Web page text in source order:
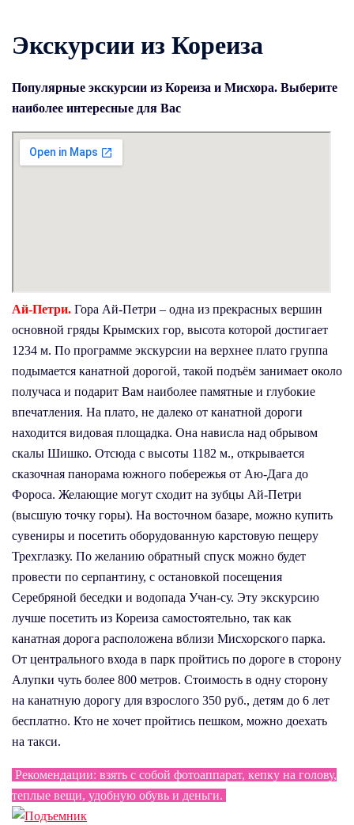
Экскурсии из Кореиза
Популярные экскурсии из Кореиза и Мисхора. Выберите
наиболее интересные для Вас
Ай-Петри. Гора Ай-Петри – одна из прекрасных вершин
основной гряды Крымских гор, высота которой достигает
1234 м. По программе экскурсии на верхнее плато группа
подымается канатной дорогой, такой подъём занимает около
получаса и подарит Вам наиболее памятные и глубокие
впечатления. На плато, не далеко от канатной дороги
находится видовая площадка. Она нависла над обрывом
скалы Шишко. Отсюда с высоты 1182 м., открывается
сказочная панорама южного побережья от Аю-Дага до
Фороса. Желающие могут сходит на зубцы Ай-Петри
(высшую точку горы). На восточном базаре, можно купить
сувениры и посетить оборудованную карстовую пещеру
Трехглазку. По желанию обратный спуск можно будет
провести по серпантину, с остановкой посещения
Серебряной беседки и водопада Учан-су. Эту экскурсию
лучше посетить из Кореиза самостоятельно, так как
канатная дорога расположена вблизи Мисхорского парка.
От центрального входа в парк пройтись по дороге в сторону
Алупки чуть более 800 метров. Стоимость в одну сторону
на канатную дорогу для взрослого 350 руб., детям до 6 лет
бесплатно. Кто не хочет пройтись пешком, можно доехать
на такси.
Рекомендации: взять с собой фотоаппарат, кепку на голову,
теплые вещи, удобную обувь и деньги.